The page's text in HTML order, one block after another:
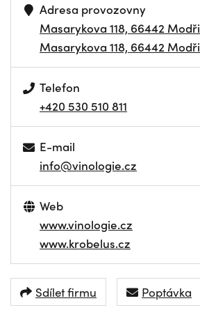
Adresa provozovny
Masarykova 118, 66442
Masarykova 118, 66442
Telefon
+420 530 510 811
E-mail
info@vinologie.cz
Web
www.vinologie.cz
www.krobelus.cz
Sdílet firmu Poptávka